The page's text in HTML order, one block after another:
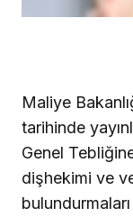
Maliye
tarihinde
Genel
dişhekimi ve